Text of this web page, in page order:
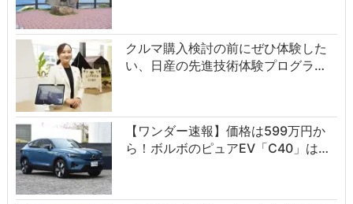
クルマ購入検討の前にぜひ体験した
い、日産の先進技術体験プログラ…
【ワンダー速報】価格は599万円か
ら！ボルボのピュアEV「C40」は…